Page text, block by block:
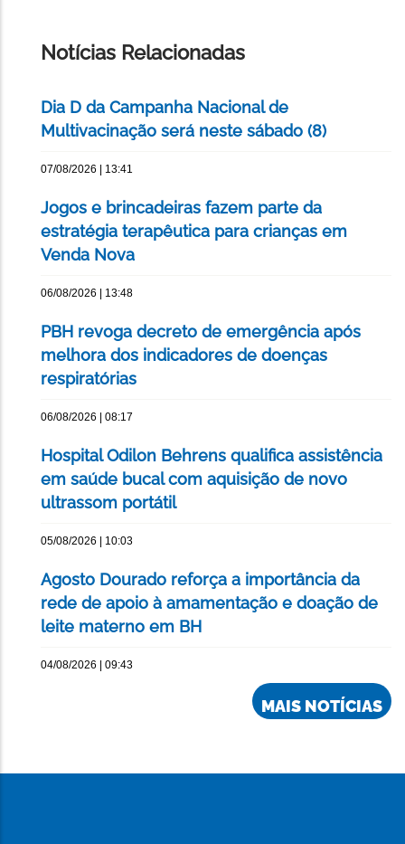
Notícias Relacionadas
Dia D da Campanha Nacional de
Multivacinação será neste sábado (8)
07/08/2026 | 13:41
Jogos e brincadeiras fazem parte da
estratégia terapêutica para crianças em
Venda Nova
06/08/2026 | 13:48
PBH revoga decreto de emergência após
melhora dos indicadores de doenças
respiratórias
06/08/2026 | 08:17
Hospital Odilon Behrens qualifica assistência
em saúde bucal com aquisição de novo
ultrassom portátil
05/08/2026 | 10:03
Agosto Dourado reforça a importância da
rede de apoio à amamentação e doação de
leite materno em BH
04/08/2026 | 09:43
MAIS NOTÍCIAS